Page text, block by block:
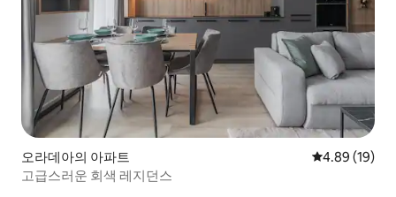
오라데아의 아파트 평점 4.89점(5
4.89 (19)
고급스러운 회색 레지던스